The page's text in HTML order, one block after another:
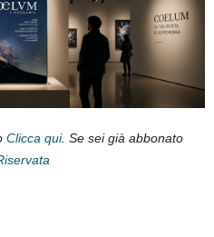
Clicca qui. Se sei già abbonato